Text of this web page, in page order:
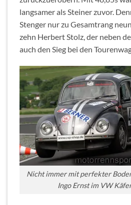
langsamer als Steiner zuvor.
Stenger nur zu Gesamtrang
zehn Herbert Stolz, der neben
auch den Sieg bei den
Nicht immer mit perfekter
Ingo Ernst im VW